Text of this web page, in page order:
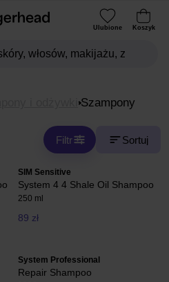
Ulubione Koszyk
i odżywki Szampony
Filtr Sortuj
SIM Sensitive
System 4 4 Shale Oil Shampoo
250 ml
89 zł
System Professional
Repair Shampoo